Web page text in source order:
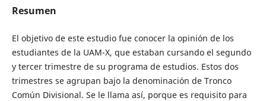
Resumen
El objetivo de este estudio fue conocer la opinión de los
estudiantes de la UAM-X, que estaban cursando el segundo
y tercer trimestre de su programa de estudios. Estos dos
trimestres se agrupan bajo la denominación de Tronco
Común Divisional. Se le llama así, porque es requisito para